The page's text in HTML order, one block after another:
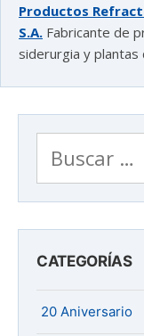
Productos
S.A. Fabricante de
siderurgia y plantas
Buscar:
CATEGORÍAS
20 Aniversario